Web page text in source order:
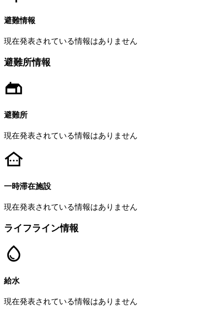
避難情報
現在発表されている情報はありません
避難所情報
避難所
現在発表されている情報はありません
一時滞在施設
現在発表されている情報はありません
ライフライン情報
給水
現在発表されている情報はありません